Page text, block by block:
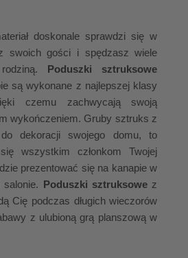
doskonale sprawdzi się w
swoich gości i spędzasz wiele
Poduszki sztruksowe
są wykonane z najlepszej klasy
czemu zachwycają swoją
wykończeniem. Gruby sztruks z
dekoracji swojego domu, to
wszystkim członkom Twojej
prezentować się na kanapie w
Poduszki sztruksowe z
Cię podczas długich wieczorów
z ulubioną grą planszową w